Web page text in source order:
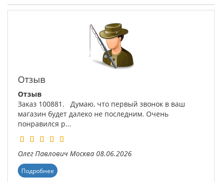
Отзыв
Отзыв
Заказ 100881. Думаю, что первый звонок в ваш
магазин будет далеко не последним. Очень
понравился р...
Олег Павлович Москва 08.06.2026
Подробнее